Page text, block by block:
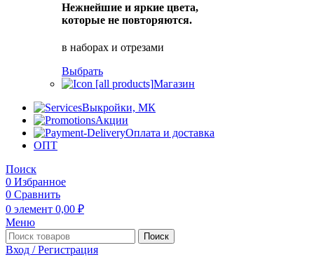
Нежнейшие и яркие цвета,
которые не повторяются.
в наборах и отрезами
Выбрать
Магазин
Выкройки, МК
Акции
Оплата и доставка
ОПТ
Поиск
0 Избранное
0 Сравнить
0 элемент 0,00 ₽
Меню
Поиск
Вход / Регистрация